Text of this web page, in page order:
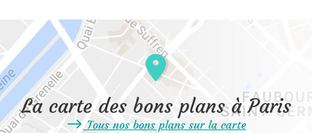
La carte des bons plans à Paris
Tous nos bons plans sur la carte